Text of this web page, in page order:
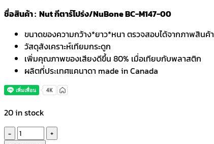
ชื่อสินค้า : Nut กีตาร์โปร่ง/NuBone BC-M147-00
ขนาดของความกว้าง*ยาว*หนา ตรวจสอบได้จากภาพสินค้า
วัสดุสังเคราะห์เทียมกระดูก
เพิ่มคุณภาพของเสียงดีขึ้น 80% เมื่อเทียบกับพลาสติก
ผลิตที่ประเทศแคนาดา made in Canada
20 in stock
Nut